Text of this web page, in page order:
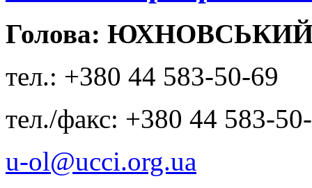
Голова: ЮХНОВСЬКИЙ
тел.: +380 44 583-50-69
тел./факс: +380 44 583-
u-ol@ucci.org.ua